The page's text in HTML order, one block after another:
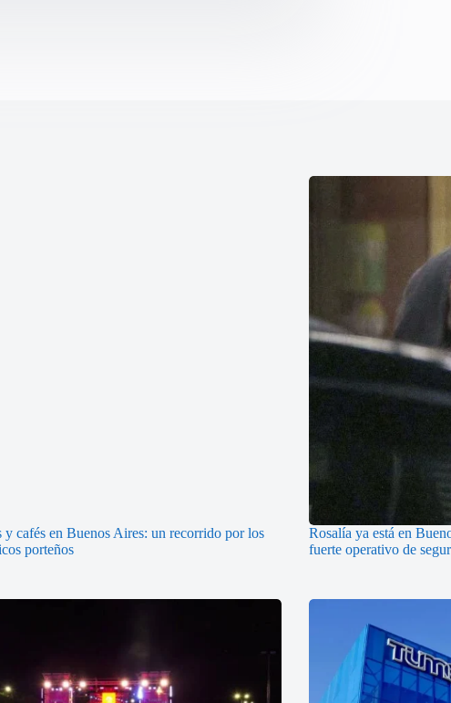
y cafés en Buenos Aires: un recorrido por los
porteños
Rosalía ya está en
fuerte operativo de